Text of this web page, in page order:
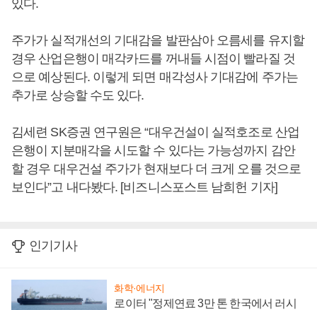
있다.
주가가 실적개선의 기대감을 발판삼아 오름세를 유지할
경우 산업은행이 매각카드를 꺼내들 시점이 빨라질 것
으로 예상된다. 이렇게 되면 매각성사 기대감에 주가는
추가로 상승할 수도 있다.
김세련 SK증권 연구원은 “대우건설이 실적호조로 산업
은행이 지분매각을 시도할 수 있다는 가능성까지 감안
할 경우 대우건설 주가가 현재보다 더 크게 오를 것으로
보인다”고 내다봤다. [비즈니스포스트 남희헌 기자]
인기기사
화학·에너지
로이터 "정제연료 3만 톤 한국에서 러시